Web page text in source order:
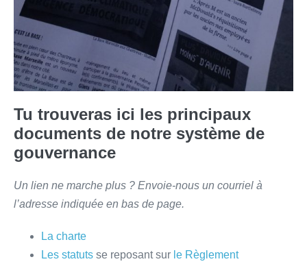
Tu trouveras ici les principaux
documents de notre système de
gouvernance
Un lien ne marche plus ? Envoie-nous un courriel à
l’adresse indiquée en bas de page.
La charte
Les statuts se reposant sur le Règlement